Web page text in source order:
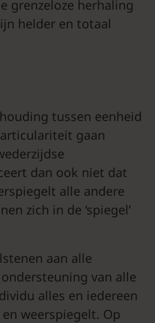
grenzeloze herhaling
helder en totaal
tussen eenheid
gaan
dan ook niet dat
alle andere
zich in de ‘spiegel’
aan alle
van alle
alles en iedereen
weerspiegelt. Op